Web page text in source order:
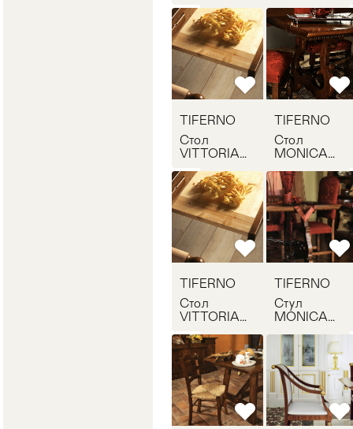
COMP006
3465
TIFERNO
Стол
VITTORIA
3081
TIFERNO
Стол
MONICA
3465
TIFERNO
Стол
VITTORIA
3081
TIFERNO
Стул
MONICA
3548